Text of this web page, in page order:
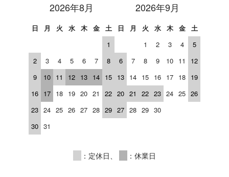
2026年8月
日 月 火 水 木 金
土
1
2
3 4 5 6 7
8
9
10 11 12 13 14 15
16 17 18 19 20 21
22
23 24 25 26 27 28 29
30 31
2026年9月
日 月 火 水 木 金
土
1
2 3 4
5
6
7 8 9 10 11
12
13 14 15 16 17 18 19
20 21 22 23 24 25 26
27 28 29 30
：定休日、 ：休業日